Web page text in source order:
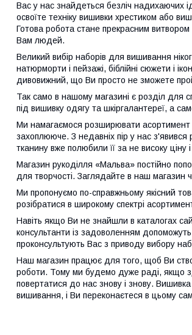
Вас у нас знайдеться безліч надихаючих
освоїте техніку вишивки хрестиком або
Готова робота стане прекрасним
Вам людей.
Великий вибір наборів для вишивання
натюрморти і пейзажі, біблійні сюжети і
дивовижний, що Ви просто не зможете
Так само в нашому магазині є розділ для
під вишивку одягу та шкіргалантереї, а
Ми намагаємося розширювати
захоплююче. З недавніх пір у нас з'явився
тканину вже полюбили її за не високу ціну і
Магазин рукоділля «Мальва» постійно
для творчості. Заглядайте в наш магазин
Ми пропонуємо по-справжньому якісний
розібратися в широкому спектрі
Навіть якщо Ви не знайшли в каталогах
консультанти із задоволенням
проконсультують Вас з приводу вибору
Наш магазин працює для того, щоб Ви
роботи. Тому ми будемо дуже раді, якщо
повертатися до нас знову і знову.
вишивання, і Ви переконаєтеся в цьому